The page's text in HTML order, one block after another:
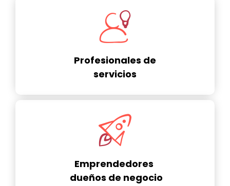
Profesionales de
servicios
Emprendedores
dueños de negocio